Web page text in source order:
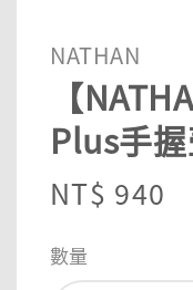
NATHAN
【
Plus手
Regular
NT$ 940
數量